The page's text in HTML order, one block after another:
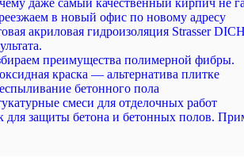
даже самый качественный кирпич не
в новый офис по новому адресу
акриловая гидроизоляция Strasser
преимущества полимерной фибры.
краска — альтернатива плитке
бетонного пола
смеси для отделочных работ
для защиты бетона и бетонных полов.